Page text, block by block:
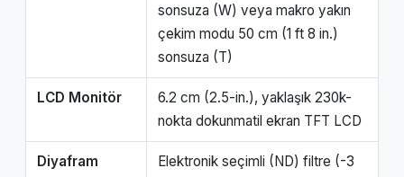
sonsuza (W) veya makro yakın
çekim modu 50 cm (1 ft 8 in.)
sonsuza (T)
LCD Monitör
6.2 cm (2.5-in.), yaklaşık 230k-
nokta dokunmatil ekran TFT LCD
Diyafram
Elektronik seçimli (ND) filtre (-3